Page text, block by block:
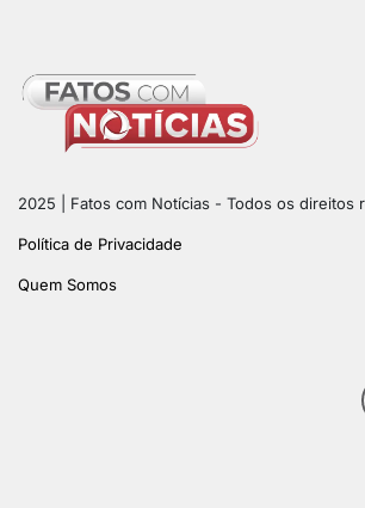
2025 | Fatos com Notícias - Todos os direitos
Política de Privacidade
Quem Somos